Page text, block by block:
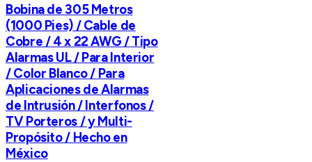
Bobina de 305 Metros
(1000 Pies) / Cable de
Cobre / 4 x 22 AWG / Tipo
Alarmas UL / Para Interior
/ Color Blanco / Para
Aplicaciones de Alarmas
de Intrusión / Interfonos /
TV Porteros / y Multi-
Propósito / Hecho en
México